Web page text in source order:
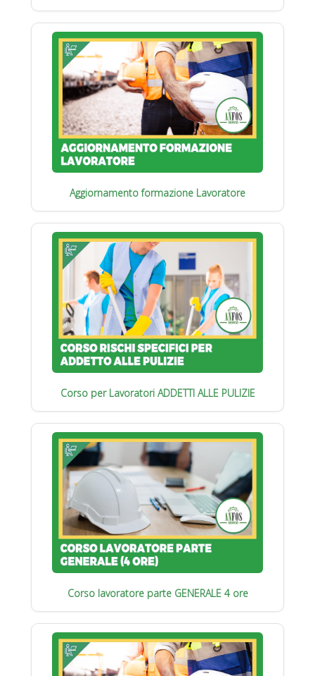
Aggiornamento formazione Lavoratore
Corso per Lavoratori ADDETTI ALLE PULIZIE
Corso lavoratore parte GENERALE 4 ore